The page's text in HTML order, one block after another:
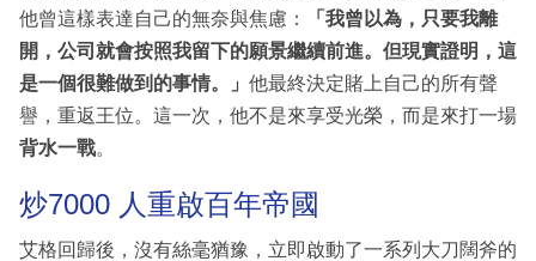
他曾這樣表達自己的無奈與焦慮：
「我曾以為，只要我離
開，公司就會按照我留下的願景繼續前進。但現實證明，這
是一個很難做到的事情。」 他最終決定賭上自己的所有聲
譽，重返王位。這一次，他不是來享受光榮，而是來打一場
背水一戰。
炒7000 人重啟百年帝國
艾格回歸後，沒有絲毫猶豫，立即啟動了一系列大刀闊斧的